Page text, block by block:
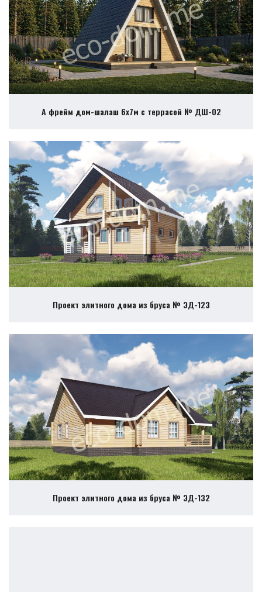
А фрейм дом-шалаш 6х7м с террасой № ДШ-02
Проект элитного дома из бруса № ЭД-123
Проект элитного дома из бруса № ЭД-132